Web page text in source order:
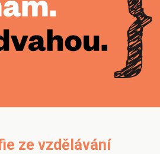
ze vzdělávání